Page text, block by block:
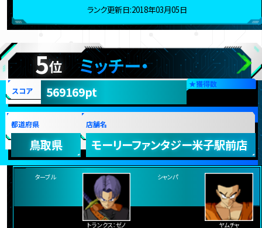
ランク更新日:2018年03月05日
5位 ミッチー・
スコア 569169pt
都道府県
鳥取県
店舗名
モーリーファンタジー米子駅前店